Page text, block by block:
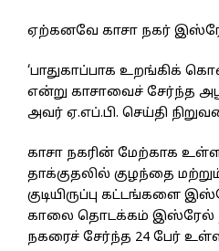
ஏற்கனவே காசா நகர்
‘பாதுகாப்பாக உறங்கிக்
என்று காசாவைச் சேர்ந்த
அவர் ஏ.எப்.பி. செய்தி
காசா நகரின் மேற்காக உள்ள
தாக்குதலில் குழந்தை
குடியிருப்பு கட்டங்களை
காலை தொடக்கம் இஸ்ரேல்
நகரைச் சேர்ந்த 24 பேர்